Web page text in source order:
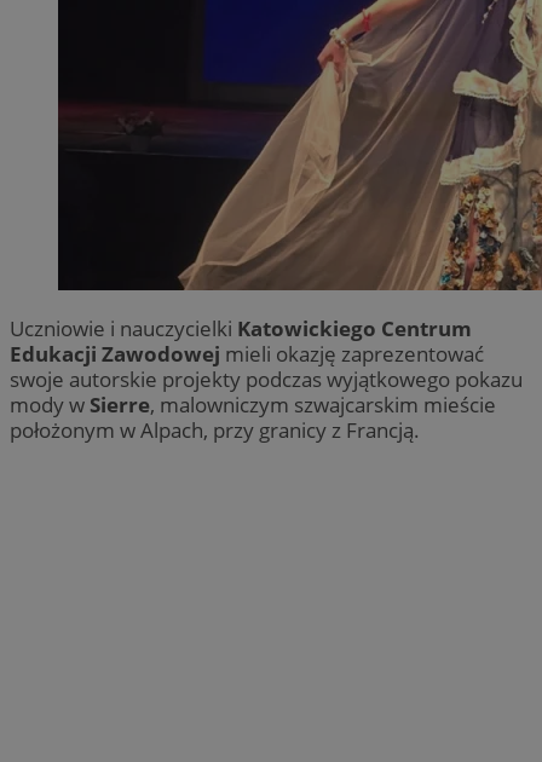
Uczniowie i nauczycielki Katowickiego Centrum
Edukacji Zawodowej mieli okazję zaprezentować
swoje autorskie projekty podczas wyjątkowego pokazu
mody w Sierre, malowniczym szwajcarskim mieście
położonym w Alpach, przy granicy z Francją.